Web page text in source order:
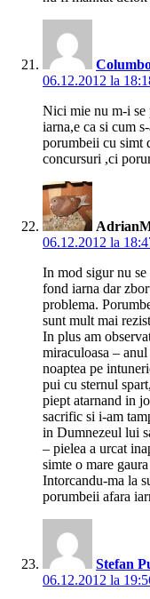
06.12.2012 la
Nici mie nu m-i se
iarna,e ca si cum
porumbeii cu simt
concursuri ,ci
06.12.2012 la
In mod sigur nu se
fond iarna dar
problema.
sunt mult mai
In plus am
miraculoasa –
noaptea pe
pui cu sternul
piept atarnand in
sacrific si i-am
in Dumnezeul lui
– pielea a urcat
simte o mare
Intorcandu-ma la
porumbeii afara
Stefan
06.12.2012 la